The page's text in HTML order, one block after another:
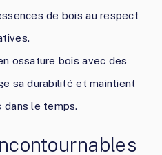
de bois au respect
ossature bois avec des
sa durabilité et maintient
dans le temps.